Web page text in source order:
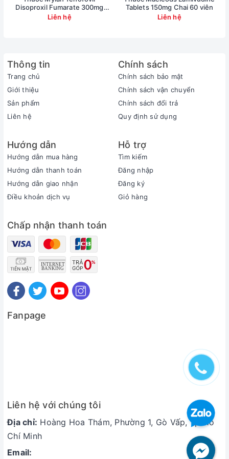
Không dùng thuốc eltvir cho phụ nữ mang thai
thận nặng, bệnh nhân xuất hiện các phản ứng dị
ứng khi sử dụng thuốc.
Tác dụng phụ
Các triệu chứng hệ thần kinh
thể nghiêm trọng. Những triệu chứng này thường
bắt đầu trong ngày điều trị đầu tiên hoặc thứ hai
với Eltvir và thường hết sau 2 đến 4 tuần điều trị.
Những triệu chứng này có thể trở nên tồi tệ hơn
nếu bạn uống rượu hoặc dùng thuốc cho các vấn
Bao gồm: Chóng mặt, khó tập trung, buồn ngủ, khó
ngủ, ảo giác, nhưng giấc mơ thất thường.
Phản ứng da hoặc phát ban có thể xảy ra và đôi
khi có thể nghiêm trọng. Phát ban da thường biến
mất mà không có bất kỳ thay đổi trong điều trị.
chứng nào sau đây, hãy gọi cho bác sĩ của bạn
Ngứa, sưng mặt, sốt, mụn nước hoặc tổn thương
Các tác dụng phụ khác khi sử dụng thuốc Eltvir
Động kinh. Động kinh có nhiều khả năng xảy ra nếu
bạn đã từng bị co giật trong quá khứ.
Tăng nồng độ mỡ trong máu (cholesterol và
Disoproxil Fumarate 300mg
(Ricovir 300mg) Chai 30 viên
Liên hệ
Tablets 150mg Chai 60 viên
Liên hệ
Thông tin
Trang chủ
Giới thiệu
Sản phẩm
Liên hệ
Chính sách
Chính sách bảo mật
Chính sách vận chuyển
Chính sách đổi trả
Quy định sử dụng
Hướng dẫn
Hướng dẫn mua hàng
Hướng dẫn thanh toán
Hướng dẫn giao nhận
Điều khoản dịch vụ
Hỗ trợ
Tìm kiếm
Đăng nhập
Đăng ký
Giỏ hàng
Chấp nhận thanh toán
Fanpage
Liên hệ với chúng tôi
Địa chỉ: Hoàng Hoa Thám, Phường 1, Gò Vấp, Tp Hồ
Chí Minh
Email: